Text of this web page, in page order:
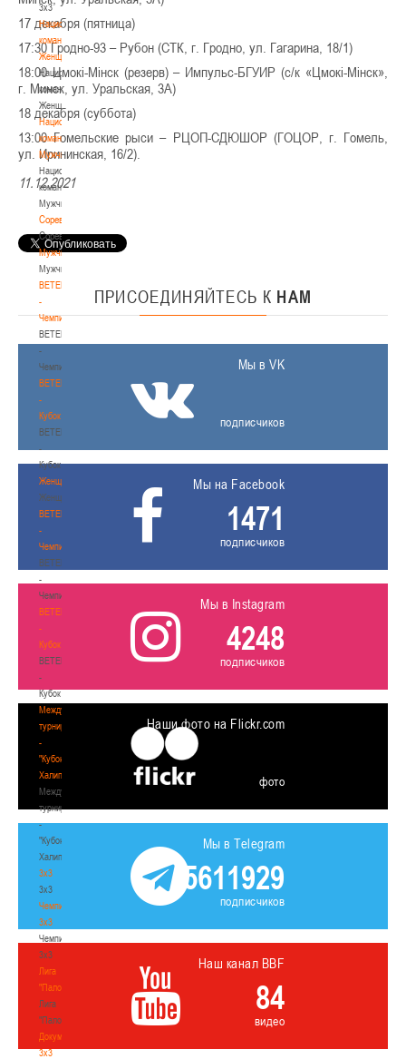
3х3
Национальная
команда.
Женщины
Национальная
команда.
Женщины
Национальная
команда.
Мужчины
Национальная
команда.
Мужчины
Соревнования
Соревнования
Мужчины
Мужчины
BETERA
-
Чемпионат
BETERA
-
Чемпионат
BETERA
-
Кубок
BETERA
-
Кубок
Женщины
Женщины
BETERA
-
Чемпионат
BETERA
-
Чемпионат
BETERA
-
Кубок
BETERA
-
Кубок
Международный
турнир
-
"Кубок
Халипского"
Международный
турнир
-
"Кубок
Халипского"
3x3
3x3
Чемпионат
3х3
Чемпионат
3х3
Лига
"Палова"
Лига
"Палова"
Документы
3х3
17 декабря (пятница)
17:30 Гродно-93 – Рубон (СТК, г. Гродно, ул. Гагарина, 18/1)
18:00 Цмокі-Мінск (резерв) – Импульс-БГУИР (с/к «Цмокі-Мінск»,
г. Минск, ул. Уральская, 3А)
18 декабря (суббота)
13:00 Гомельские рыси – РЦОП-СДЮШОР (ГОЦОР, г. Гомель,
ул. Ирининская, 16/2).
11.12.2021
ПРИСОЕДИНЯЙТЕСЬ К НАМ
Мы в VK
подписчиков
Мы на Facebook
1471
подписчиков
Мы в Instagram
4248
подписчиков
Наши фото на Flickr.com
фото
Мы в Telegram
5611929
подписчиков
Наш канал BBF
84
видео